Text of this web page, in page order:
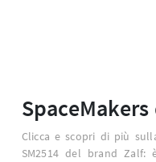
Clicca e scopri di più
SM2514 del brand